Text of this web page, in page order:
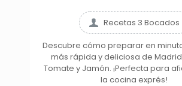
Recetas 3 Bocados
Descubre cómo preparar en
más rápida y deliciosa de
Tomate y Jamón. ¡Perfecta para
la cocina exprés!